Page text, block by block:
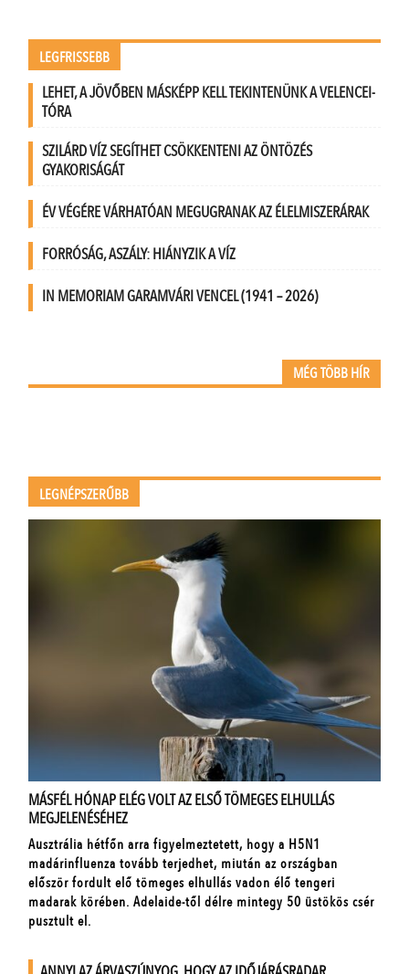
LEGFRISSEBB
LEHET, A JÖVŐBEN MÁSKÉPP KELL TEKINTENÜNK A VELENCEI-
TÓRA
SZILÁRD VÍZ SEGÍTHET CSÖKKENTENI AZ ÖNTÖZÉS
GYAKORISÁGÁT
ÉV VÉGÉRE VÁRHATÓAN MEGUGRANAK AZ ÉLELMISZERÁRAK
FORRÓSÁG, ASZÁLY: HIÁNYZIK A VÍZ
IN MEMORIAM GARAMVÁRI VENCEL (1941 – 2026)
MÉG TÖBB HÍR
LEGNÉPSZERŰBB